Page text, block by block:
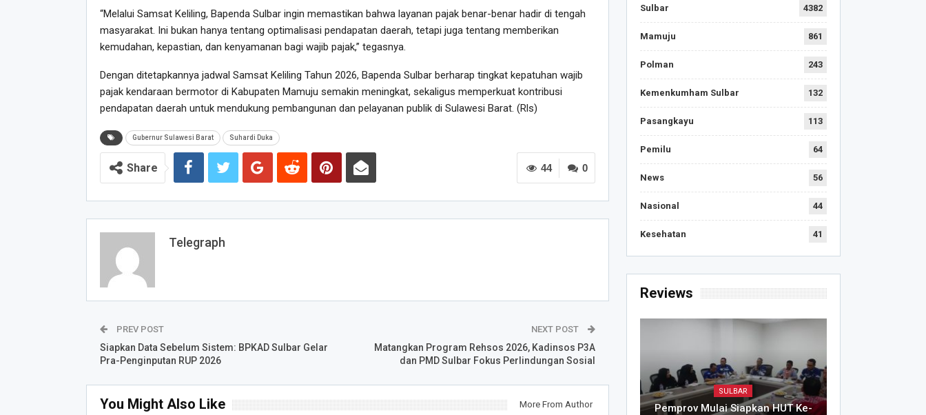
“Melalui Samsat Keliling, Bapenda Sulbar ingin memastikan bahwa layanan pajak benar-benar hadir di tengah
masyarakat. Ini bukan hanya tentang optimalisasi pendapatan daerah, tetapi juga tentang memberikan
kemudahan, kepastian, dan kenyamanan bagi wajib pajak,” tegasnya.
Dengan ditetapkannya jadwal Samsat Keliling Tahun 2026, Bapenda Sulbar berharap tingkat kepatuhan wajib
pajak kendaraan bermotor di Kabupaten Mamuju semakin meningkat, sekaligus memperkuat kontribusi
pendapatan daerah untuk mendukung pembangunan dan pelayanan publik di Sulawesi Barat. (Rls)
Gubernur Sulawesi Barat Suhardi Duka
0
44
Share
Telegraph
PREV POST
Siapkan Data Sebelum Sistem: BPKAD Sulbar Gelar
Pra-Penginputan RUP 2026
NEXT POST
Matangkan Program Rehsos 2026, Kadinsos P3A
dan PMD Sulbar Fokus Perlindungan Sosial
You Might Also Like More From Author
Sulbar 4382
Mamuju 861
Polman 243
Kemenkumham Sulbar 132
Pasangkayu 113
Pemilu 64
News 56
Nasional 44
Kesehatan 41
Reviews
SULBAR
Pemprov Mulai Siapkan HUT Ke-